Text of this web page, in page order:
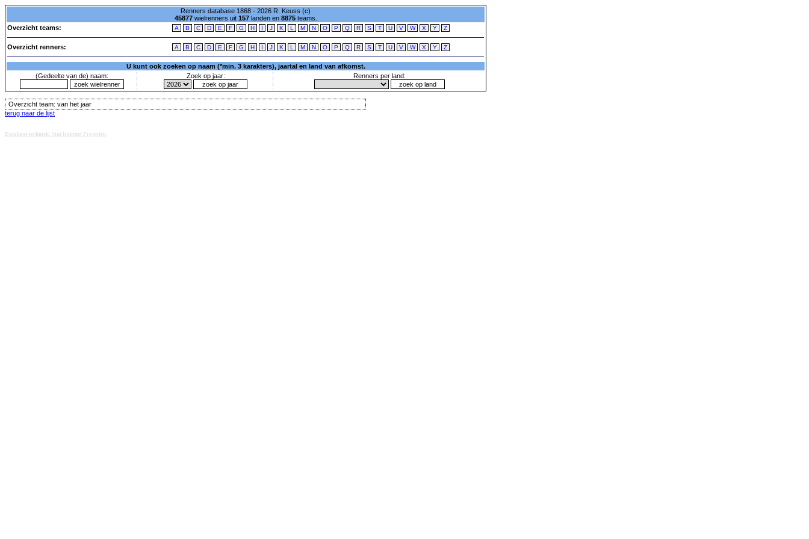
Renners database 1868 - 2026 R. Keuss (c)
45877wielrenners uit 157landen en 8875teams.
Overzicht teams:
A B C D E F G H I J K L M N O P Q R S T U V W X Y Z
Overzicht renners: A B C D E F G H I J K L M N O P Q R S T U V W X Y Z
U kunt ook zoeken op naam (*min. 3 karakters), jaartal en land van afkomst.
(Gedeelte van de) naam:
Zoek op jaar: Renners per land:
Overzicht team: van het jaar
terug naar de lijst
Database techniek: Sini Internet Projecten